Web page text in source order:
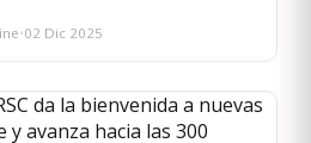
•02 Dic 2025